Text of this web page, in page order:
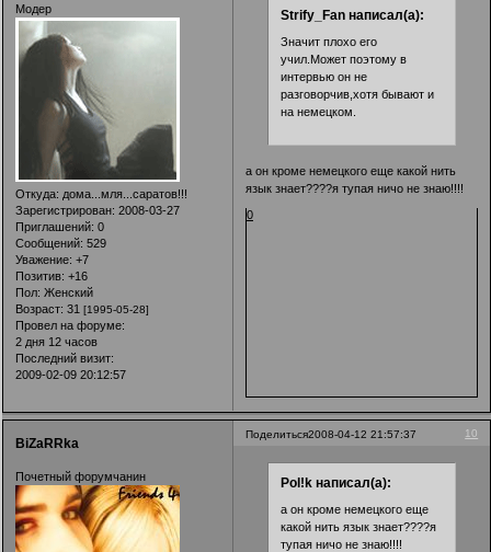
Модер
Откуда: дома...мля...саратов!!!
Зарегистрирован: 2008-03-27
Приглашений: 0
Сообщений: 529
Уважение: +7
Позитив: +16
Пол: Женский
Возраст: 31 [1995-05-28]
Провел на форуме:
2 дня 12 часов
Последний визит:
2009-02-09 20:12:57
Strify_Fan написал(а):
Значит плохо его
учил.Может поэтому в
интервью он не
разговорчив,хотя бывают и
на немецком.
а он кроме немецкого еще какой нить
язык знает????я тупая ничо не знаю!!!!
0
Поделиться 10
2008-04-12 21:57:37
BiZaRRka
Почетный форумчанин Pol!k написал(а):
а он кроме немецкого еще
какой нить язык знает????я
тупая ничо не знаю!!!!